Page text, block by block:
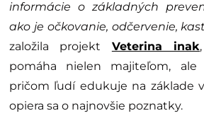
informácie o základných
ako je očkovanie, odčervenie,
založila projekt Veterina inak
pomáha nielen majiteľom, ale
pričom ľudí edukuje na základe
opiera sa o najnovšie poznatky.